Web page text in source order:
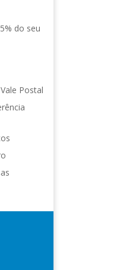
do seu
Postal